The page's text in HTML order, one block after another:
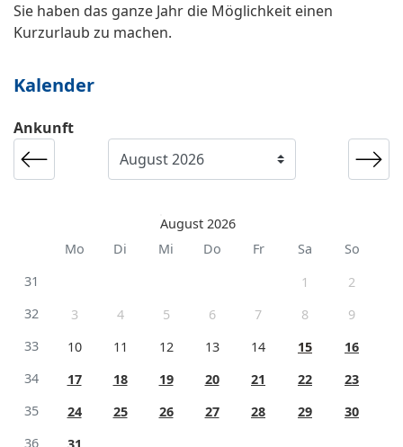
Sie haben das ganze Jahr die Möglichkeit einen
Kurzurlaub zu machen.
Kalender
Ankunft
August 2026
Mo
Di Mi Do Fr Sa
So
31
1
2
32
3 4 5 6 7 8
9
33
10 11 12 13 14 15
16
34
17 18 19 20 21 22
23
35
24 25 26 27 28 29
30
36